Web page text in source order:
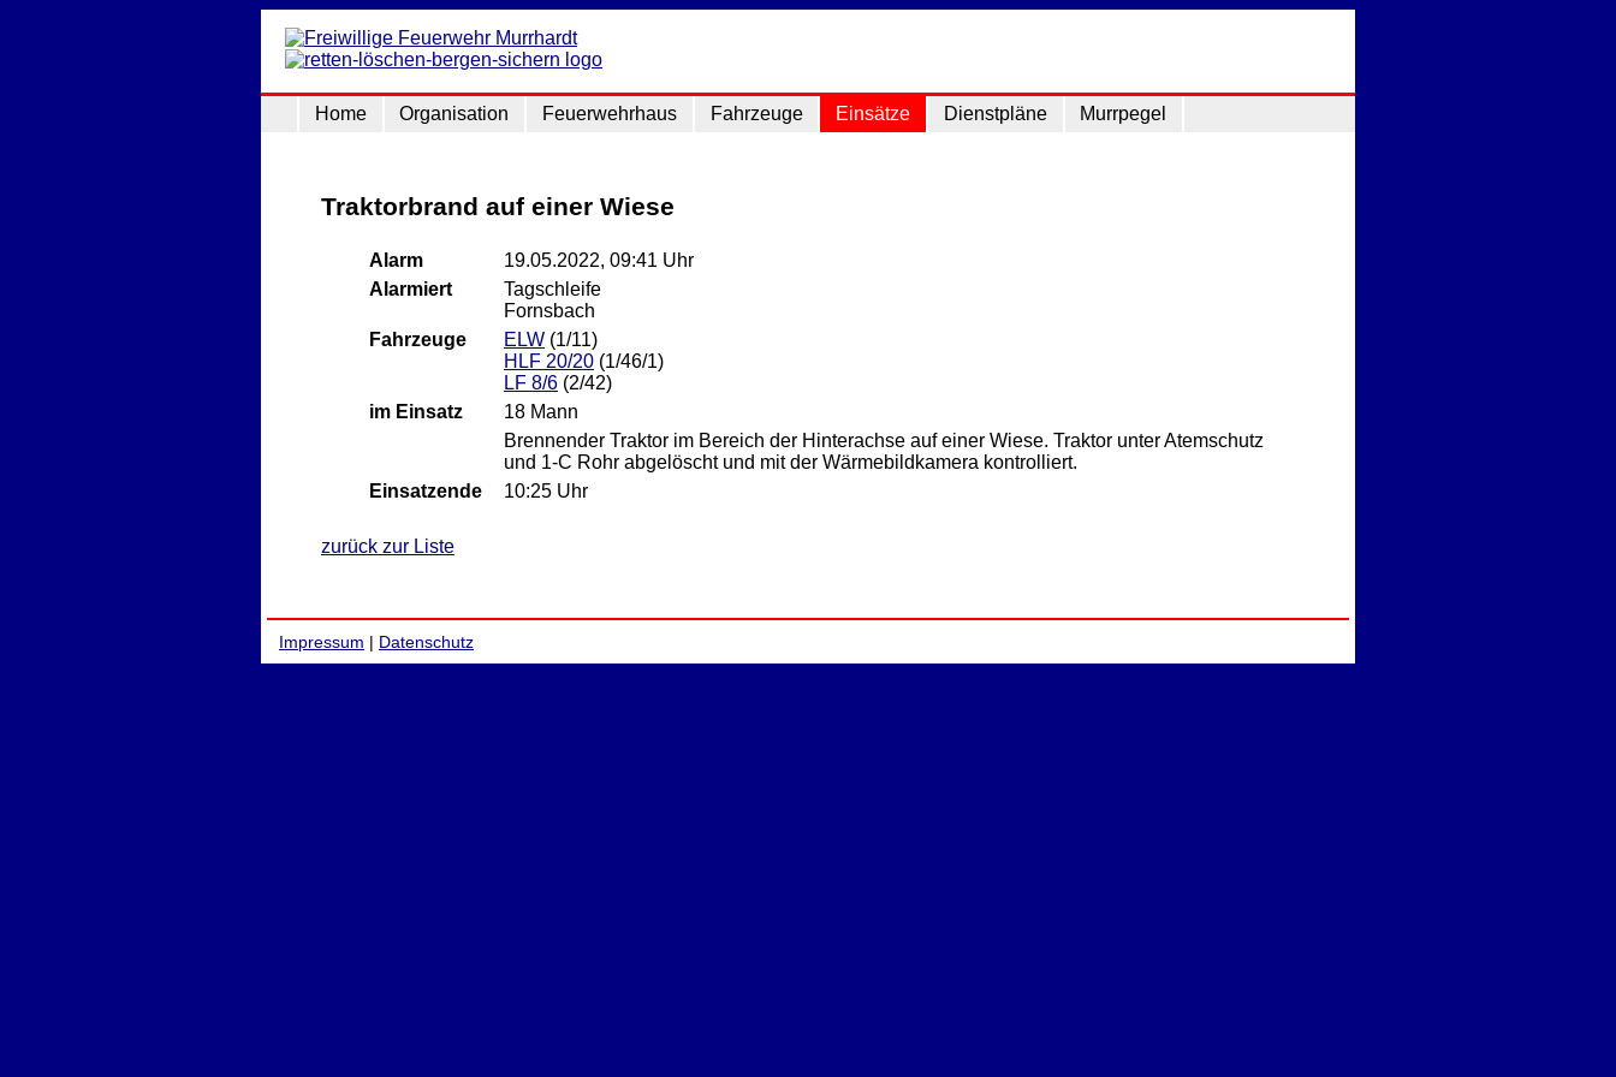
Home Organisation Feuerwehrhaus Fahrzeuge Einsätze Dienstpläne Murrpegel
Traktorbrand auf einer Wiese
Alarm
19.05.2022, 09:41 Uhr
Alarmiert
Tagschleife
Fornsbach
Fahrzeuge
ELW (1/11)
HLF 20/20 (1/46/1)
LF 8/6 (2/42)
im Einsatz
18 Mann
Brennender Traktor im Bereich der Hinterachse auf einer Wiese. Traktor unter Atemschutz
und 1-C Rohr abgelöscht und mit der Wärmebildkamera kontrolliert.
Einsatzende
10:25 Uhr
zurück zur Liste
Impressum | Datenschutz